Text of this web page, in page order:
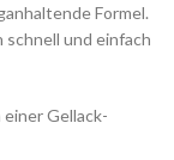
Formel.
und einfach
Gellack-